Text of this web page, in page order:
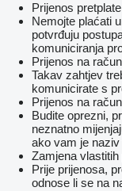
Prijenos
Nemojte plaćati
potvrđuju
komuniciranja
Prijenos na
Takav zahtjev
komunicirate s
Prijenos na
Budite oprezni,
neznatno
ako vam je
Zamjena
Prije prijenosa,
odnose li se na